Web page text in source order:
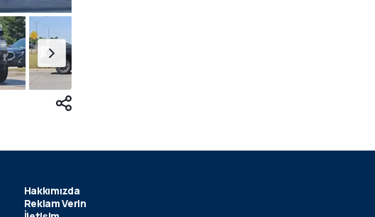
Hakkımızda
Reklam Verin